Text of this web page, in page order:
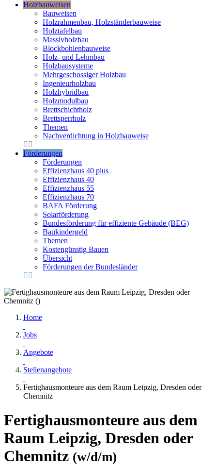
Holzbauweisen
Bauweisen
Holzrahmenbau, Holzständerbauweise
Holztafelbau
Massivholzbau
Blockbohlenbauweise
Holz- und Lehmbau
Holzbausysteme
Mehrgeschossiger Holzbau
Ingenieurholzbau
Holzhybridbau
Holzmodulbau
Brettschichtholz
Brettsperrholz
Themen
Nachverdichtung in Holzbauweise
Förderungen
Förderungen
Effizienzhaus 40 plus
Effizienzhaus 40
Effizienzhaus 55
Effizienzhaus 70
BAFA Förderung
Solarförderung
Bundesförderung für effiziente Gebäude (BEG)
Baukindergeld
Themen
Kostengünstig Bauen
Übersicht
Förderungen der Bundesländer
Home
Jobs
Angebote
Stellenangebote
Fertighausmonteure aus dem Raum Leipzig, Dresden oder
Chemnitz
Fertighausmonteure aus dem
Raum Leipzig, Dresden oder
Chemnitz (w/d/m)